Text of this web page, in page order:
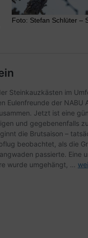
Foto: Stefan Schlüter –